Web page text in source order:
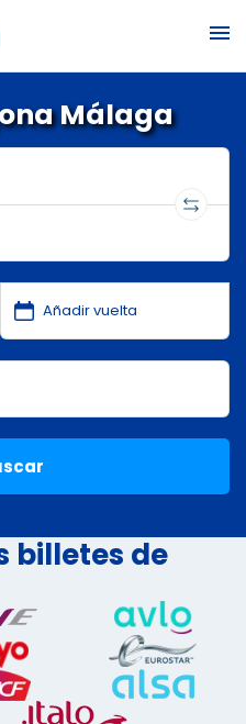
Málaga
billetes de